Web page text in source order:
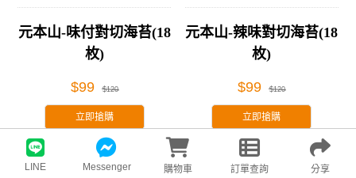
元本山-味付對切海苔(18
枚)
$99 $120
立即搶購
元本山-辣味對切海苔(18
枚)
$99 $120
立即搶購
限時 83 折 限時 83 折
LINE Messenger 購物車 訂單查詢 分享